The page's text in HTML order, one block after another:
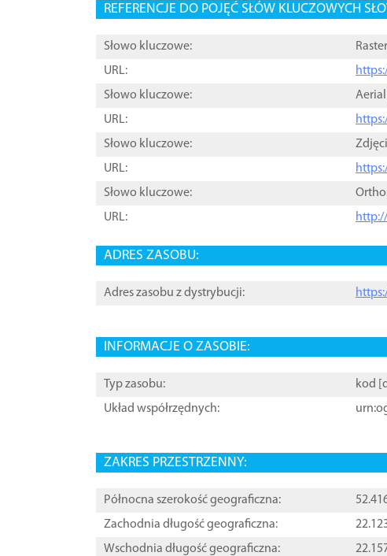
REFERENCJE DO POJĘĆ SŁÓW KLUCZOWYCH
Słowo kluczowe:
Raster
URL:
Słowo kluczowe:
URL:
Słowo kluczowe:
URL:
Słowo kluczowe:
URL:
ADRES ZASOBU:
Adres zasobu z dystrybucji:
INFORMACJE O ZASOBIE:
Typ zasobu: kod [
Układ współrzędnych:
ZAKRES PRZESTRZENNY:
Północna szerokość geograficzna:
Zachodnia długość geograficzna:
Wschodnia długość geograficzna: